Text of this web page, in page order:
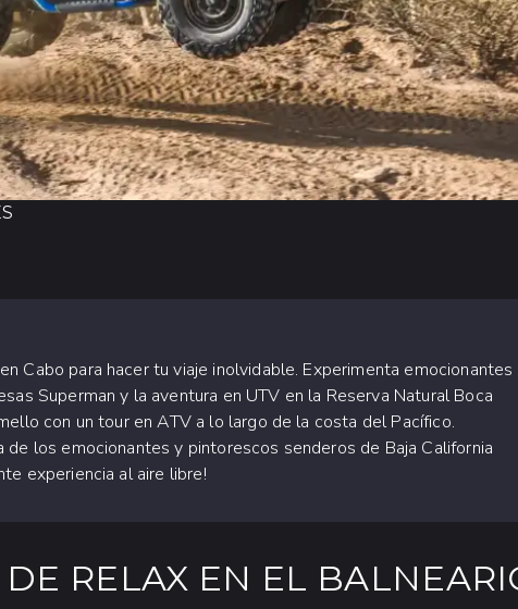
Cabo para hacer tu viaje inolvidable. Experimenta emocionantes
Superman y la aventura en UTV en la Reserva Natural Boca
con un tour en ATV a lo largo de la costa del Pacífico.
los emocionantes y pintorescos senderos de Baja California
experiencia al aire libre!
RELAX EN EL